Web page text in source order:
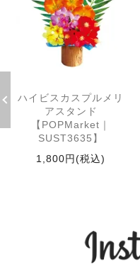
ハイビスカスプルメリ
アスタンド
【POPMarket｜
SUST3635】
1,800円(税込)